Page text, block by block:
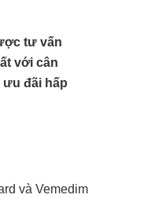
tư vấn
với cân
đãi hấp
và Vemedim